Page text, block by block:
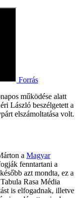
Forrás
működése alatt
László beszélgetett a
elszámoltatása volt.
a Magyar
fenntartani a
azt mondta, ez a
Rasa Média
is elfogadnak, illetve